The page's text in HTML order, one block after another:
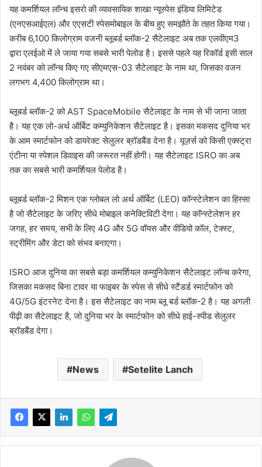
यह कमर्शियल लॉन्च इसरो की व्यावसायिक शाखा न्यूस्पेस इंडिया लिमिटेड
(एनएसआईएल) और एएसटी स्पेसमोबाइल के बीच हुए समझौते के तहत किया गया।
करीब 6,100 किलोग्राम वजनी ब्लूबर्ड ब्लॉक-2 सैटेलाइट अब तक एलवीएम3
द्वारा एलईओ में ले जाया गया सबसे भारी पेलोड है। इससे पहले यह रिकॉर्ड इसी साल
2 नवंबर को लॉन्च किए गए सीएमएस-03 सैटेलाइट के नाम था, जिसका वजन
लगभग 4,400 किलोग्राम था।
ब्लूबर्ड ब्लॉक-2 को AST SpaceMobile सैटेलाइट के नाम से भी जाना जाता
है। यह एक लो-अर्थ ऑर्बिट कम्युनिकेशन सैटेलाइट है। इसका मकसद दुनिया भर
के आम स्मार्टफोन को डायरेक्ट सेलुलर ब्रॉडबैंड देना है। यूज़र्स को किसी एक्स्ट्रा
एंटीना या स्पेशल डिवाइस की जरूरत नहीं होगी। यह सैटेलाइट ISRO का अब
तक का सबसे भारी कमर्शियल पेलोड है।
ब्लूबर्ड ब्लॉक-2 मिशन एक ग्लोबल लो अर्थ ऑर्बिट (LEO) कॉन्स्टेलेशन का हिस्सा
है जो सैटेलाइट के जरिए सीधे मोबाइल कनेक्टिविटी देगा। यह कॉन्स्टेलेशन हर
जगह, हर समय, सभी के लिए 4G और 5G वॉयस और वीडियो कॉल, टेक्स्ट,
स्ट्रीमिंग और डेटा को संभव बनाएगा।
ISRO आज दुनिया का सबसे बड़ा कमर्शियल कम्युनिकेशन सैटेलाइट लॉन्च करेगा,
जिसका मकसद बिना टावर या फाइबर के स्पेस से सीधे स्टैंडर्ड स्मार्टफोन को
4G/5G इंटरनेट देना है। इस सैटेलाइट का नाम ब्लू बर्ड ब्लॉक-2 है। यह अगली
पीढ़ी का सैटेलाइट है, जो दुनिया भर के स्मार्टफोन को सीधे हाई-स्पीड सेलुलर
ब्रॉडबैंड देगा।
News Setelite Lanch